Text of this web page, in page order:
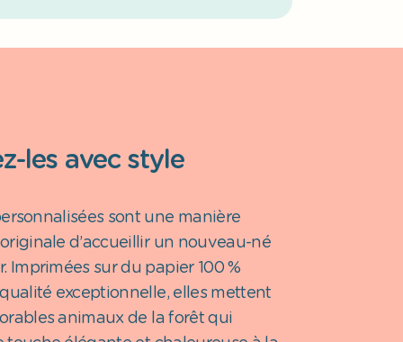
les avec style
sont une manière
d’accueillir un nouveau-né
Imprimées sur du papier 100 %
exceptionnelle, elles mettent
animaux de la forêt qui